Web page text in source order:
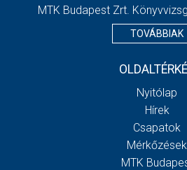
MTK Budapest Zrt.
TOVÁBBIAK
Nyitólap
Hírek
Csapatok
Mérkőzések
MTK